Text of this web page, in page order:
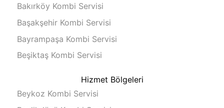
Bakırköy Kombi Servisi
Başakşehir Kombi Servisi
Bayrampaşa Kombi Servisi
Beşiktaş Kombi Servisi
Hizmet Bölgeleri
Beykoz Kombi Servisi